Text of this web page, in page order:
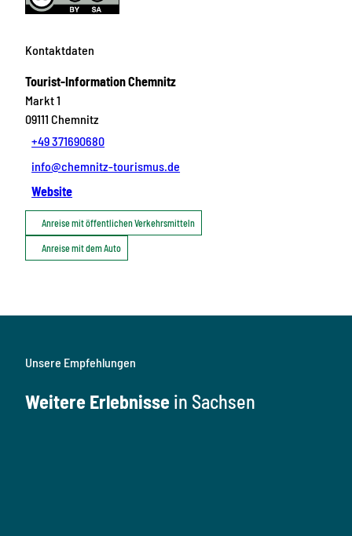
Kontaktdaten
Tourist-Information Chemnitz
Markt 1
09111 Chemnitz
+49 371690680
info@chemnitz-tourismus.de
Website
Anreise mit öffentlichen Verkehrsmitteln
Anreise mit dem Auto
Unsere Empfehlungen
Weitere Erlebnisse in Sachsen